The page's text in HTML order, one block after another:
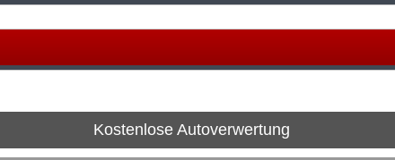
Kostenlose Autoverwertung